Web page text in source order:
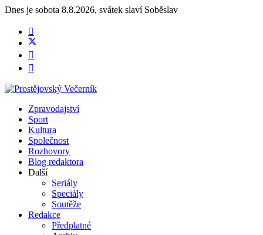
Dnes je sobota 8.8.2026, svátek slaví Soběslav
Zpravodajství
Sport
Kultura
Společnost
Rozhovory
Blog redaktora
Další
Seriály
Speciály
Soutěže
Redakce
Předplatné